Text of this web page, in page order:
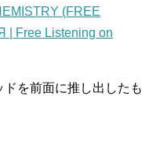
(FREE
| Free Listening on
を前面に推し出したも